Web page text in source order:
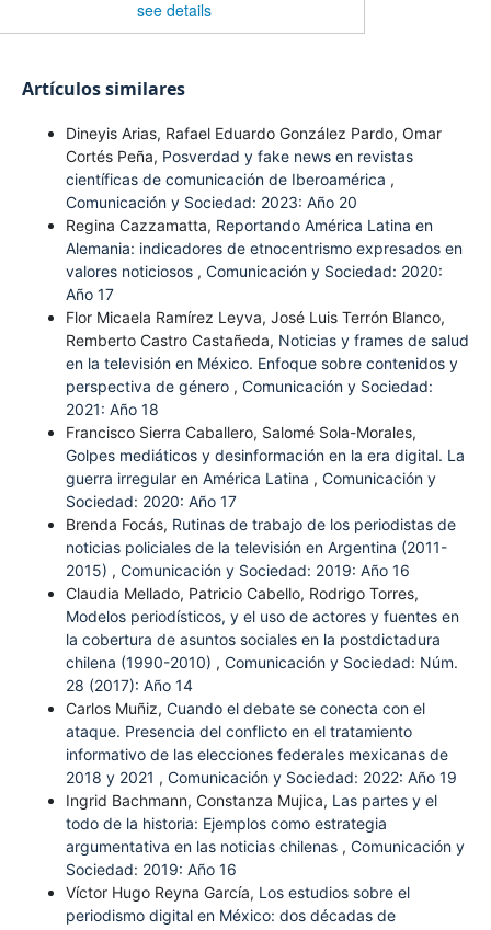
see details
Artículos similares
Dineyis Arias, Rafael Eduardo González Pardo, Omar
Cortés Peña, Posverdad y fake news en revistas
científicas de comunicación de Iberoamérica ,
Comunicación y Sociedad: 2023: Año 20
Regina Cazzamatta, Reportando América Latina en
Alemania: indicadores de etnocentrismo expresados en
valores noticiosos , Comunicación y Sociedad: 2020:
Año 17
Flor Micaela Ramírez Leyva, José Luis Terrón Blanco,
Remberto Castro Castañeda, Noticias y frames de salud
en la televisión en México. Enfoque sobre contenidos y
perspectiva de género , Comunicación y Sociedad:
2021: Año 18
Francisco Sierra Caballero, Salomé Sola-Morales,
Golpes mediáticos y desinformación en la era digital. La
guerra irregular en América Latina , Comunicación y
Sociedad: 2020: Año 17
Brenda Focás, Rutinas de trabajo de los periodistas de
noticias policiales de la televisión en Argentina (2011-
2015) , Comunicación y Sociedad: 2019: Año 16
Claudia Mellado, Patricio Cabello, Rodrigo Torres,
Modelos periodísticos, y el uso de actores y fuentes en
la cobertura de asuntos sociales en la postdictadura
chilena (1990-2010) , Comunicación y Sociedad: Núm.
28 (2017): Año 14
Carlos Muñiz, Cuando el debate se conecta con el
ataque. Presencia del conflicto en el tratamiento
informativo de las elecciones federales mexicanas de
2018 y 2021 , Comunicación y Sociedad: 2022: Año 19
Ingrid Bachmann, Constanza Mujica, Las partes y el
todo de la historia: Ejemplos como estrategia
argumentativa en las noticias chilenas , Comunicación y
Sociedad: 2019: Año 16
Víctor Hugo Reyna García, Los estudios sobre el
periodismo digital en México: dos décadas de